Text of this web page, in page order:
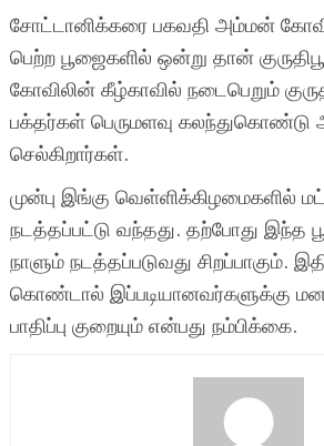
சோட்டானிக்கரை பகவதி அம்மன்
பெற்ற பூஜைகளில் ஒன்று தான்
கோவிலின் கீழ்காவில் நடைபெறும்
பக்தர்கள் பெருமளவு கலந்துகொண்டு
செல்கிறார்கள்.
முன்பு இங்கு வெள்ளிக்கிழமைகளில்
நடத்தப்பட்டு வந்தது. தற்போது இந்த
நாளும் நடத்தப்படுவது சிறப்பாகும்.
கொண்டால் இப்படியானவர்களுக்கு
பாதிப்பு குறையும் என்பது நம்பிக்கை.